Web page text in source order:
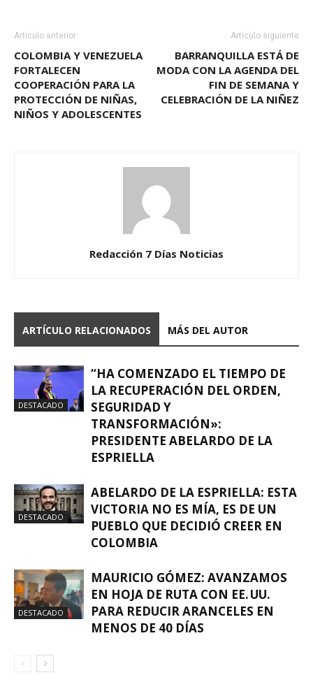
Artículo anterior
COLOMBIA Y VENEZUELA
FORTALECEN
COOPERACIÓN PARA LA
PROTECCIÓN DE NIÑAS,
NIÑOS Y ADOLESCENTES
Artículo siguiente
BARRANQUILLA ESTÁ DE
MODA CON LA AGENDA DEL
FIN DE SEMANA Y
CELEBRACIÓN DE LA NIÑEZ
Redacción 7 Días Noticias
ARTÍCULO RELACIONADOS MÁS DEL AUTOR
DESTACADO
“HA COMENZADO EL TIEMPO DE
LA RECUPERACIÓN DEL ORDEN,
SEGURIDAD Y
TRANSFORMACIÓN»:
PRESIDENTE ABELARDO DE LA
ESPRIELLA
DESTACADO
ABELARDO DE LA ESPRIELLA: ESTA
VICTORIA NO ES MÍA, ES DE UN
PUEBLO QUE DECIDIÓ CREER EN
COLOMBIA
DESTACADO
MAURICIO GÓMEZ: AVANZAMOS
EN HOJA DE RUTA CON EE. UU.
PARA REDUCIR ARANCELES EN
MENOS DE 40 DÍAS